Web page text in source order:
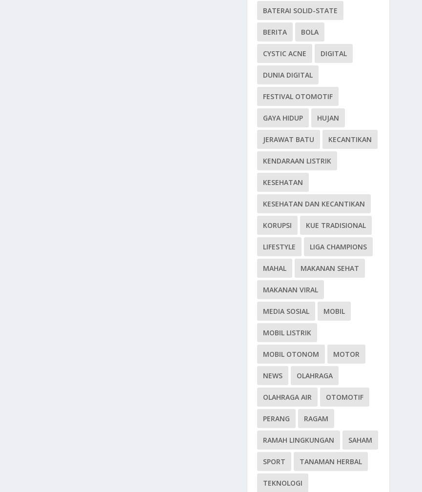
BATERAI SOLID-STATE
BERITA BOLA
CYSTIC ACNE DIGITAL
DUNIA DIGITAL
FESTIVAL OTOMOTIF
GAYA HIDUP HUJAN
JERAWAT BATU KECANTIKAN
KENDARAAN LISTRIK
KESEHATAN
KESEHATAN DAN KECANTIKAN
KORUPSI KUE TRADISIONAL
LIFESTYLE LIGA CHAMPIONS
MAHAL MAKANAN SEHAT
MAKANAN VIRAL
MEDIA SOSIAL MOBIL
MOBIL LISTRIK
MOBIL OTONOM MOTOR
NEWS OLAHRAGA
OLAHRAGA AIR OTOMOTIF
PERANG RAGAM
RAMAH LINGKUNGAN SAHAM
SPORT TANAMAN HERBAL
TEKNOLOGI